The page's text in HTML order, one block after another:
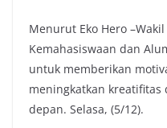
Menurut Eko Hero
Kemahasiswaan dan
untuk memberikan
meningkatkan kreatifitas
depan. Selasa, (5/12).